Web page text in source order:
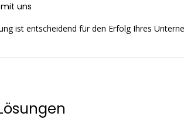
uns
ist entscheidend für den Erfolg Ihres